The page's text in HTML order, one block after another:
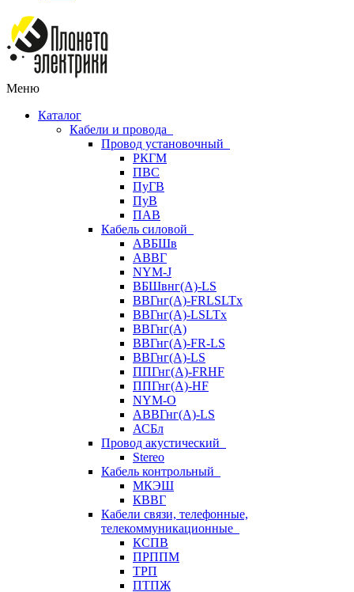
Меню
Каталог
Кабели и провода
Провод установочный
РКГМ
ПВС
ПуГВ
ПуВ
ПАВ
Кабель силовой
АВБШв
АВВГ
NYM-J
ВБШвнг(А)-LS
ВВГнг(A)-FRLSLTx
ВВГнг(A)-LSLTx
ВВГнг(А)
ВВГнг(А)-FR-LS
ВВГнг(А)-LS
ППГнг(А)-FRHF
ППГнг(А)-HF
NYM-O
АВВГнг(А)-LS
АСБл
Провод акустический
Stereo
Кабель контрольный
МКЭШ
КВВГ
Кабели связи, телефонные,
телекоммуникационные
КСПВ
ПРППМ
ТРП
ПТПЖ